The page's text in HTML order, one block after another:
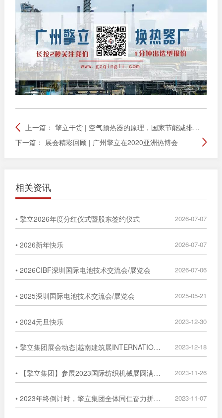
上一篇： 擎立干货 | 空气预热器的原理，国家节能减排的排头兵
下一篇： 展会精彩回顾 | 广州擎立在2020亚洲热博会
相关资讯
• 擎立2026年度分红仪式暨股东签约仪式 2026-07-07
• 2026新年快乐 2026-07-07
• 2026CIBF深圳国际电池技术交流会/展览会 2026-07-06
• 2025深圳国际电池技术交流会/展览会 2025-05-21
• 2024元旦快乐 2023-12-30
• 擎立集团展会动态|越南建筑展INTERNATIONAL EXHIBITION 2023-12-18
• 【擎立集团】参展2023国际纺织机械展圆满落幕 2023-11-26
• 2023年终倒计时，擎立集团全体同仁奋力拼搏，冲刺年度目标！ 2023-11-07